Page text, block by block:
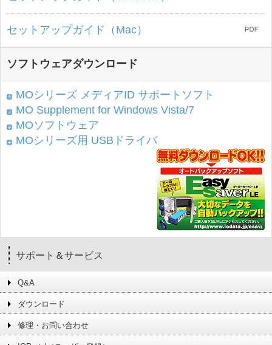
セットアップガイド（Mac）
ソフトウェアダウンロード
MOシリーズ メディアID サポートソフト
MO Supplement for Windows Vista/7
MOソフトウェア
MOシリーズ用 USBドライバ
サポート＆サービス
Q&A
ダウンロード
修理・お問い合わせ